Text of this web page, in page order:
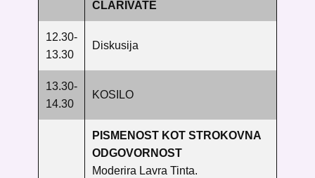
CLARIVATE
12.30-
13.30
Diskusija
13.30-
14.30
KOSILO
PISMENOST KOT STROKOVNA
ODGOVORNOST
Moderira Lavra Tinta.